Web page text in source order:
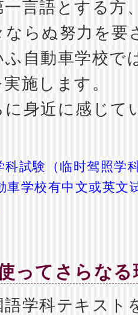
言語とする方
ならぬ努力を要
自動車学校で
施します。
に身近に感じて
科試験（临时驾照学
車学校有中文或英文
ってさらなる
語学科テキスト